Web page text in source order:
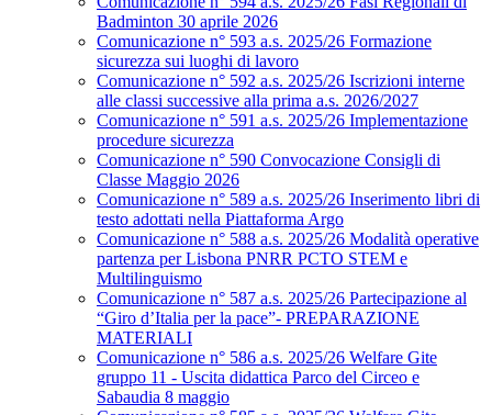
Badminton 30 aprile 2026
Comunicazione n° 593 a.s. 2025/26 Formazione
sicurezza sui luoghi di lavoro
Comunicazione n° 592 a.s. 2025/26 Iscrizioni interne
alle classi successive alla prima a.s. 2026/2027
Comunicazione n° 591 a.s. 2025/26 Implementazione
procedure sicurezza
Comunicazione n° 590 Convocazione Consigli di
Classe Maggio 2026
Comunicazione n° 589 a.s. 2025/26 Inserimento libri di
testo adottati nella Piattaforma Argo
Comunicazione n° 588 a.s. 2025/26 Modalità operative
partenza per Lisbona PNRR PCTO STEM e
Multilinguismo
Comunicazione n° 587 a.s. 2025/26 Partecipazione al
“Giro d’Italia per la pace”- PREPARAZIONE
MATERIALI
Comunicazione n° 586 a.s. 2025/26 Welfare Gite
gruppo 11 - Uscita didattica Parco del Circeo e
Sabaudia 8 maggio